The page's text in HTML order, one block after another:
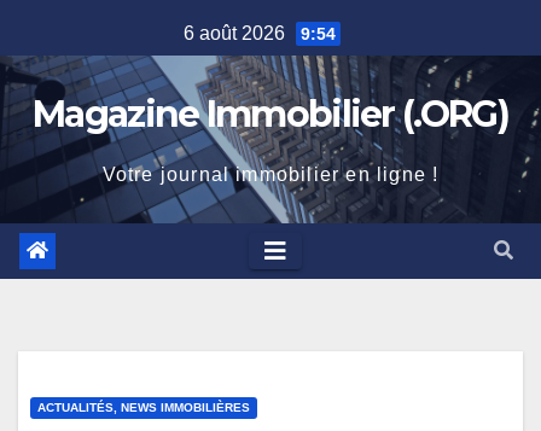
to
content
6 août 2026 9:54
Magazine Immobilier (.ORG)
Votre journal immobilier en ligne !
ACTUALITÉS, NEWS IMMOBILIÈRES